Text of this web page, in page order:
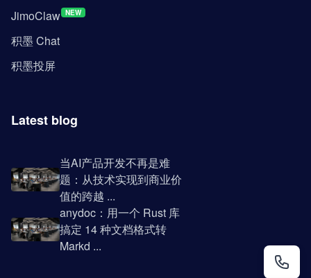
JimoClaw NEW
积墨 Chat
积墨投屏
Latest blog
当AI产品开发不再是难
题：从技术实现到商业价
值的跨越 ...
anydoc：用一个 Rust 库
搞定 14 种文档格式转
Markd ...